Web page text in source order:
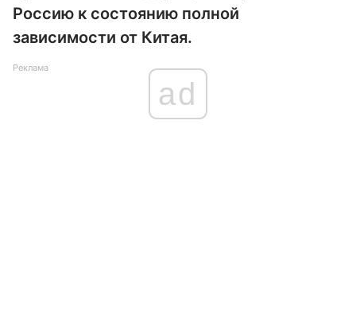
Россию к состоянию полной
зависимости от Китая.
Реклама
ad